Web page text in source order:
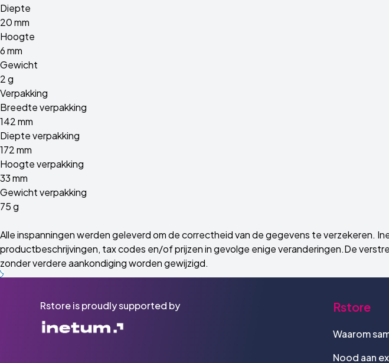
Diepte
20 mm
Hoogte
6 mm
Gewicht
2 g
Verpakking
Breedte verpakking
142 mm
Diepte verpakking
172 mm
Hoogte verpakking
33 mm
Gewicht verpakking
75 g
Alle inspanningen werden geleverd om de correctheid van de gegevens te verzekeren.
productbeschrijvingen, tax codes en/of prijzen in gevolge enige veranderingen.De
zonder verdere aankondiging worden gewijzigd.
Rstore is proudly supported by Rstore
Waarom
Nood aan